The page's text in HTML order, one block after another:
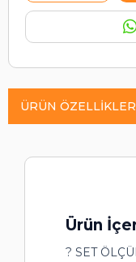
ÜRÜN
Ürün
? SET